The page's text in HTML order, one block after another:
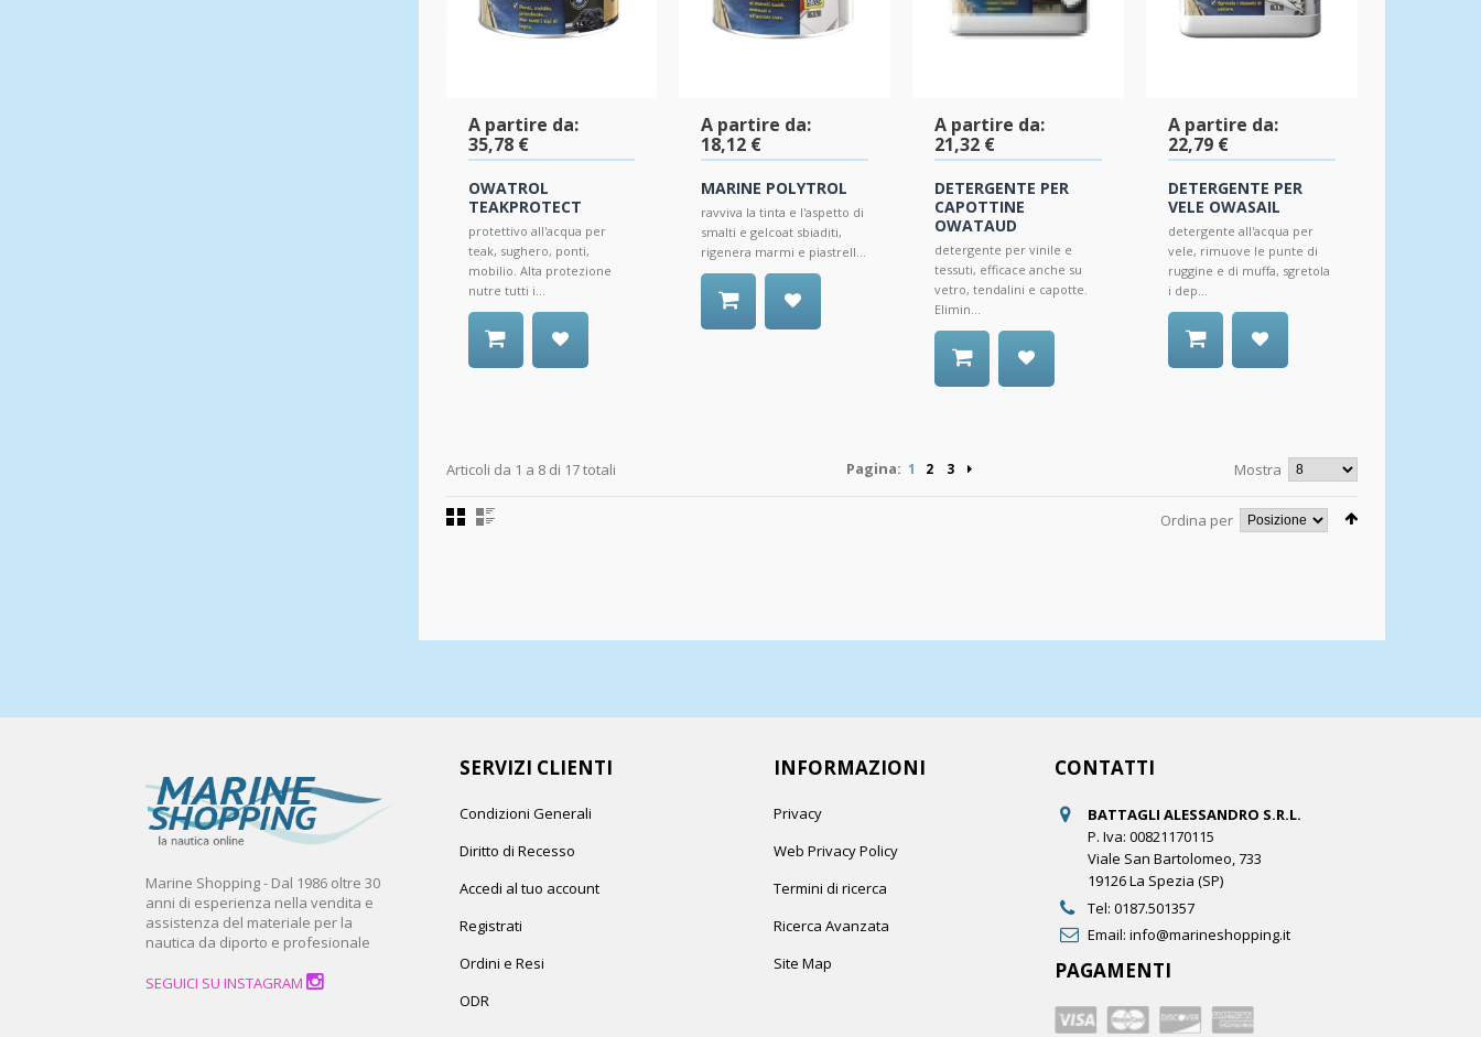
A partire da:
35,78 €
OWATROL
TEAKPROTECT
protettivo all'acqua per
teak, sughero, ponti,
mobilio. Alta protezione
nutre tutti i...
A partire da:
18,12 €
MARINE POLYTROL
ravviva la tinta e l'aspetto di
smalti e gelcoat sbiaditi,
rigenera marmi e piastrell...
A partire da:
21,32 €
DETERGENTE PER
CAPOTTINE
OWATAUD
detergente per vinile e
tessuti, efficace anche su
vetro, tendalini e capotte.
Elimin...
A partire da:
22,79 €
DETERGENTE PER
VELE OWASAIL
detergente all'acqua per
vele, rimuove le punte di
ruggine e di muffa, sgretola
i dep...
Articoli da 1 a 8 di 17 totali Mostra
Pagina: 1 2 3
Ordina per
Marine Shopping - Dal 1986 oltre 30
anni di esperienza nella vendita e
assistenza del materiale per la
nautica da diporto e profesionale
SEGUICI SU INSTAGRAM
SERVIZI CLIENTI
Condizioni Generali
Diritto di Recesso
Accedi al tuo account
Registrati
Ordini e Resi
ODR
INFORMAZIONI
Privacy
Web Privacy Policy
Termini di ricerca
Ricerca Avanzata
Site Map
CONTATTI
BATTAGLI ALESSANDRO S.R.L.
P. Iva: 00821170115
Viale San Bartolomeo, 733
19126 La Spezia (SP)
Tel: 0187.501357
Email: info@marineshopping.it
PAGAMENTI